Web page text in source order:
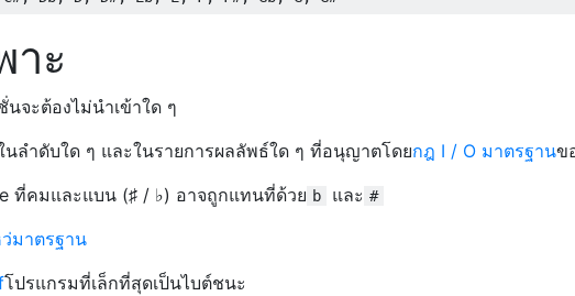
าะ
จะต้องไม่นำเข้าใด ๆ
ลำดับใด ๆ และในรายการผลลัพธ์ใด ๆ ที่อนุญาตโดยกฎ I / O มาตรฐานข
ที่คมและแบน (♯ / ♭) อาจถูกแทนที่ด้วย b และ #
มาตรฐาน
โปรแกรมที่เล็กที่สุดเป็นไบต์ชนะ